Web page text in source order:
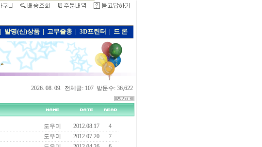
| 발명(신)상품 | 고무줄총 | 3D프린터 | 드 론
2026. 08. 09. 전체글: 107 방문수: 36,622
도우미 2012.08.17
4
도우미 2012.07.20
7